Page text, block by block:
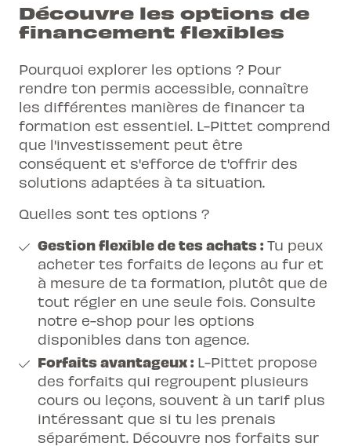
Découvre les options de
financement flexibles
Pourquoi explorer les options ? Pour
rendre ton permis accessible, connaître
les différentes manières de financer ta
formation est essentiel. L-Pittet comprend
que l'investissement peut être
conséquent et s'efforce de t'offrir des
solutions adaptées à ta situation.
Quelles sont tes options ?
Gestion flexible de tes achats : Tu peux
acheter tes forfaits de leçons au fur et
à mesure de ta formation, plutôt que de
tout régler en une seule fois. Consulte
notre e-shop pour les options
disponibles dans ton agence.
Forfaits avantageux : L-Pittet propose
des forfaits qui regroupent plusieurs
cours ou leçons, souvent à un tarif plus
intéressant que si tu les prenais
séparément. Découvre nos forfaits sur